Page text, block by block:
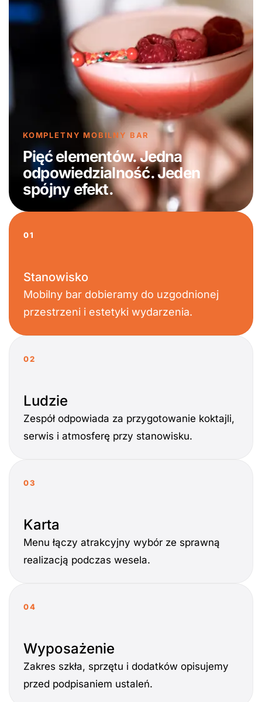
KOMPLETNY MOBILNY BAR
Pięć elementów. Jedna
odpowiedzialność. Jeden
spójny efekt.
01
Stanowisko
Mobilny bar dobieramy do uzgodnionej
przestrzeni i estetyki wydarzenia.
02
Ludzie
Zespół odpowiada za przygotowanie koktajli,
serwis i atmosferę przy stanowisku.
03
Karta
Menu łączy atrakcyjny wybór ze sprawną
realizacją podczas wesela.
04
Wyposażenie
Zakres szkła, sprzętu i dodatków opisujemy
przed podpisaniem ustaleń.